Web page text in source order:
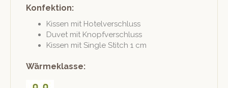
Konfektion:
Kissen mit Hotelverschluss
Duvet mit Knopfverschluss
Kissen mit Sin­gle Stitch 1 cm
Wärmeklasse: